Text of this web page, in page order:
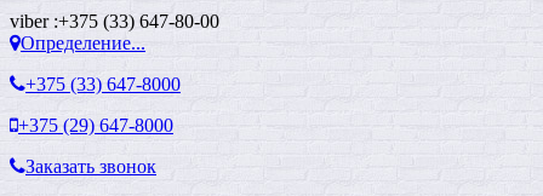
viber :+375 (33) 647-80-00
Определение...
+375 (33) 647-8000
+375 (29) 647-8000
Заказать звонок